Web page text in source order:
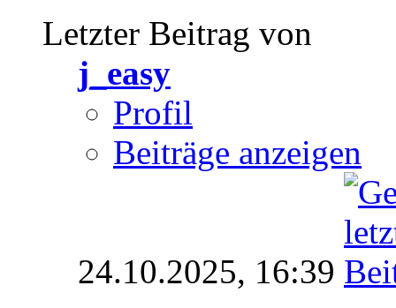
Letzter Beitrag von
j_easy
Profil
Beiträge anzeigen
24.10.2025, 16:39